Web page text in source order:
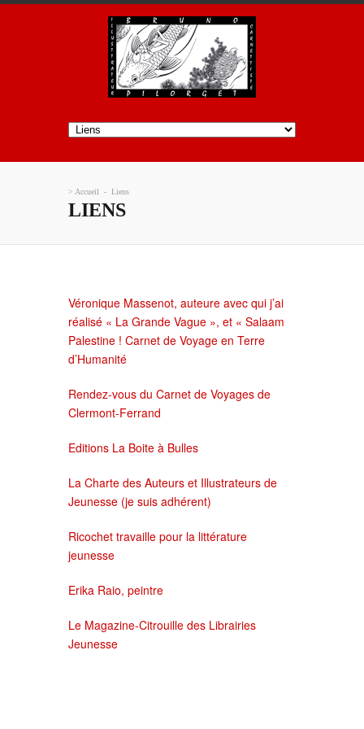
> Accueil - Liens
LIENS
Véronique Massenot, auteure avec qui j’ai
réalisé « La Grande Vague », et « Salaam
Palestine ! Carnet de Voyage en Terre
d’Humanité
Rendez-vous du Carnet de Voyages de
Clermont-Ferrand
Editions La Boite à Bulles
La Charte des Auteurs et Illustrateurs de
Jeunesse (je suis adhérent)
Ricochet travaille pour la littérature
jeunesse
Erika Raio, peintre
Le Magazine-Citrouille des Librairies
Jeunesse